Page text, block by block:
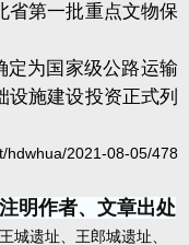
省第一批重点文物保
定为国家级公路运输
施建设投资正式列
hdwhua/2021-08-05/478
明作者、文章出处